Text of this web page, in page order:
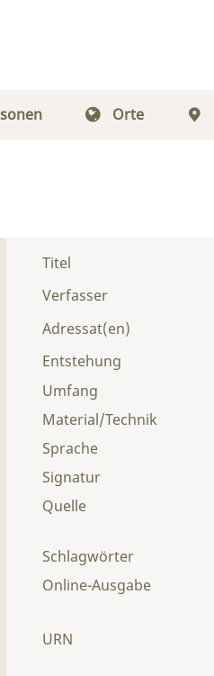
Orte
Titel
Verfasser
Adressat(en)
Entstehung
Umfang
Material/Technik
Sprache
Signatur
Quelle
Schlagwörter
Online-Ausgabe
URN